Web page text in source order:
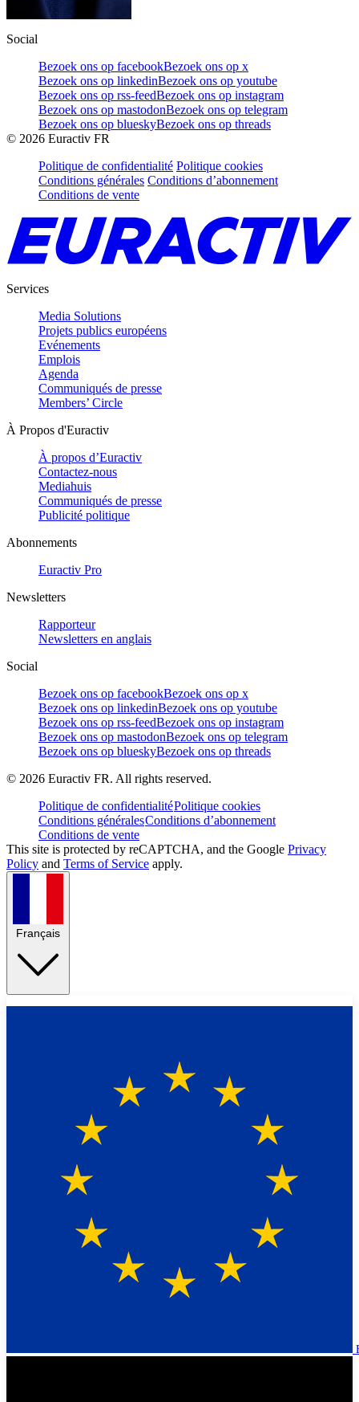
Social
Bezoek ons op facebookBezoek ons op x
Bezoek ons op linkedinBezoek ons op youtube
Bezoek ons op rss-feedBezoek ons op instagram
Bezoek ons op mastodonBezoek ons op telegram
Bezoek ons op blueskyBezoek ons op threads
© 2026 Euractiv FR
Politique de confidentialité Politique cookies
Conditions générales Conditions d’abonnement
Conditions de vente
Services
Media Solutions
Projets publics européens
Evénements
Emplois
Agenda
Communiqués de presse
Members’ Circle
À Propos d'Euractiv
À propos d’Euractiv
Contactez-nous
Mediahuis
Communiqués de presse
Publicité politique
Abonnements
Euractiv Pro
Newsletters
Rapporteur
Newsletters en anglais
Social
Bezoek ons op facebookBezoek ons op x
Bezoek ons op linkedinBezoek ons op youtube
Bezoek ons op rss-feedBezoek ons op instagram
Bezoek ons op mastodonBezoek ons op telegram
Bezoek ons op blueskyBezoek ons op threads
© 2026 Euractiv FR. All rights reserved.
Politique de confidentialitéPolitique cookies
Conditions généralesConditions d’abonnement
Conditions de vente
This site is protected by reCAPTCHA, and the Google Privacy
Policy and Terms of Service apply.
Français